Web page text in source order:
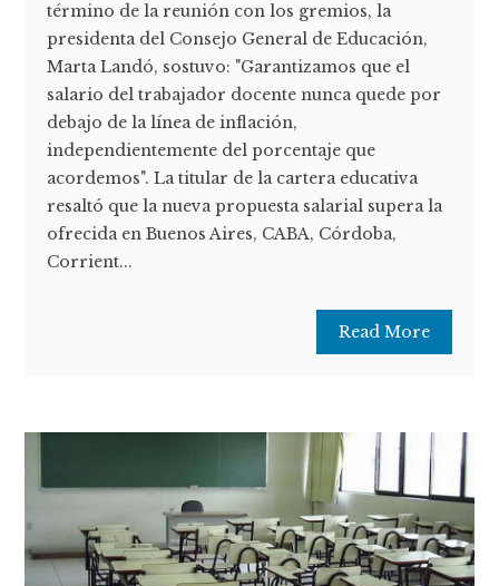
término de la reunión con los gremios, la
presidenta del Consejo General de Educación,
Marta Landó, sostuvo: "Garantizamos que el
salario del trabajador docente nunca quede por
debajo de la línea de inflación,
independientemente del porcentaje que
acordemos". La titular de la cartera educativa
resaltó que la nueva propuesta salarial supera la
ofrecida en Buenos Aires, CABA, Córdoba,
Corrient...
Read More